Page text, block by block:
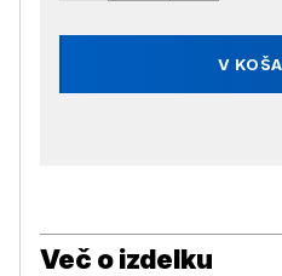
V
Več o izdelku